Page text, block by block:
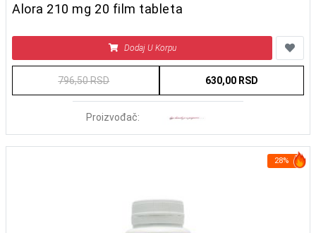
Alora 210 mg 20 film tableta
Dodaj U Korpu
796,50 RSD 630,00 RSD
Proizvođač:
28%